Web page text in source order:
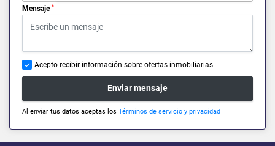
Mensaje *
Acepto recibir información sobre ofertas inmobiliarias
Enviar mensaje
Al enviar tus datos aceptas los Términos de servicio y privacidad